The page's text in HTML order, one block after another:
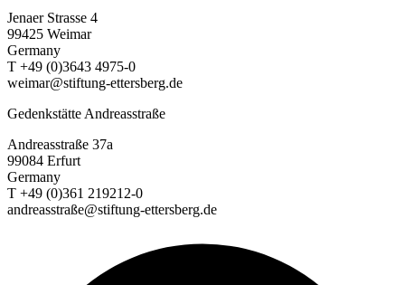
Jenaer Strasse 4
99425 Weimar
Germany
T +49 (0)3643 4975-0
weimar@stiftung-ettersberg.de
Gedenkstätte Andreasstraße
Andreasstraße 37a
99084 Erfurt
Germany
T +49 (0)361 219212-0
andreasstraße@stiftung-ettersberg.de